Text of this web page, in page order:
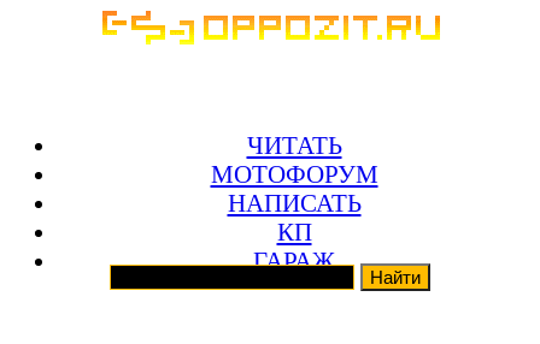
ЧИТАТЬ
МОТОФОРУМ
НАПИСАТЬ
КП
ГАРАЖ